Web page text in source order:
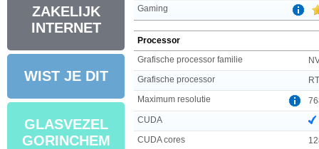
ZAKELIJK
INTERNET
WIST JE DIT
GLASVEZEL
GORINCHEM
Gaming
Processor
Grafische processor familie
Grafische processor
Maximum resolutie
CUDA
CUDA cores